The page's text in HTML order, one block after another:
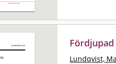
Lundqvist,